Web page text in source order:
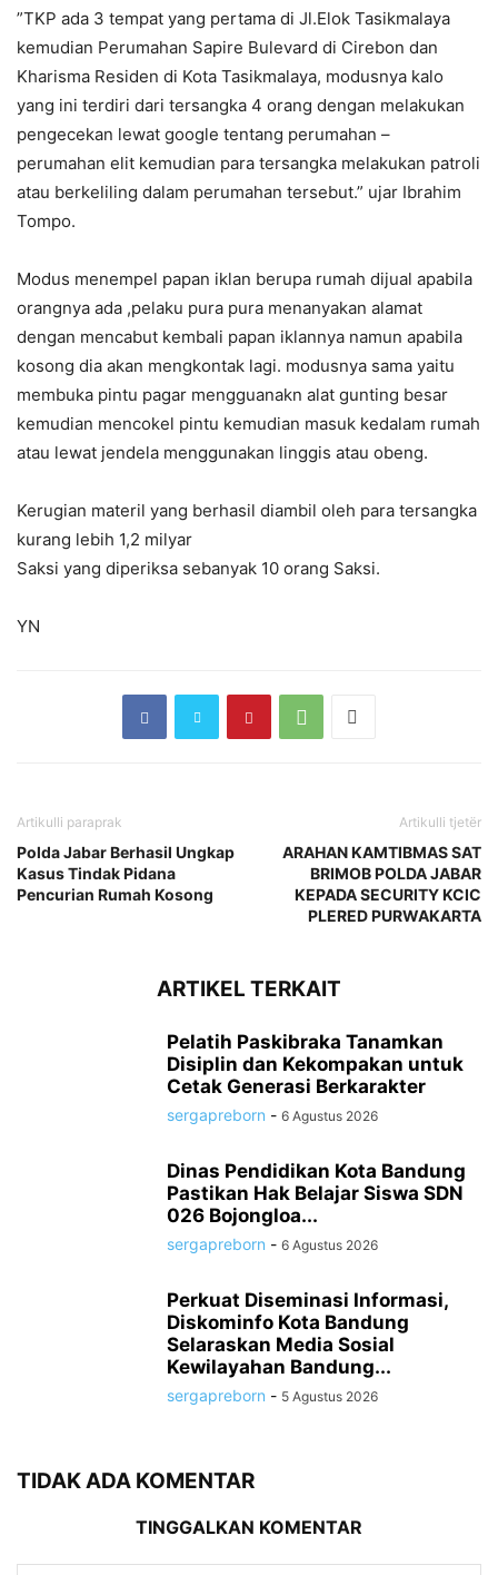
”TKP ada 3 tempat yang pertama di Jl.Elok Tasikmalaya
kemudian Perumahan Sapire Bulevard di Cirebon dan
Kharisma Residen di Kota Tasikmalaya, modusnya kalo
yang ini terdiri dari tersangka 4 orang dengan melakukan
pengecekan lewat google tentang perumahan –
perumahan elit kemudian para tersangka melakukan patroli
atau berkeliling dalam perumahan tersebut.” ujar Ibrahim
Tompo.
Modus menempel papan iklan berupa rumah dijual apabila
orangnya ada ,pelaku pura pura menanyakan alamat
dengan mencabut kembali papan iklannya namun apabila
kosong dia akan mengkontak lagi. modusnya sama yaitu
membuka pintu pagar mengguanakn alat gunting besar
kemudian mencokel pintu kemudian masuk kedalam rumah
atau lewat jendela menggunakan linggis atau obeng.
Kerugian materil yang berhasil diambil oleh para tersangka
kurang lebih 1,2 milyar
Saksi yang diperiksa sebanyak 10 orang Saksi.
YN
Artikulli paraprak
Polda Jabar Berhasil Ungkap
Kasus Tindak Pidana
Pencurian Rumah Kosong
Artikulli tjetër
ARAHAN KAMTIBMAS SAT
BRIMOB POLDA JABAR
KEPADA SECURITY KCIC
PLERED PURWAKARTA
ARTIKEL TERKAIT
Pelatih Paskibraka Tanamkan
Disiplin dan Kekompakan untuk
Cetak Generasi Berkarakter
sergapreborn - 6 Agustus 2026
Dinas Pendidikan Kota Bandung
Pastikan Hak Belajar Siswa SDN
026 Bojongloa...
sergapreborn - 6 Agustus 2026
Perkuat Diseminasi Informasi,
Diskominfo Kota Bandung
Selaraskan Media Sosial
Kewilayahan Bandung...
sergapreborn - 5 Agustus 2026
TIDAK ADA KOMENTAR
TINGGALKAN KOMENTAR